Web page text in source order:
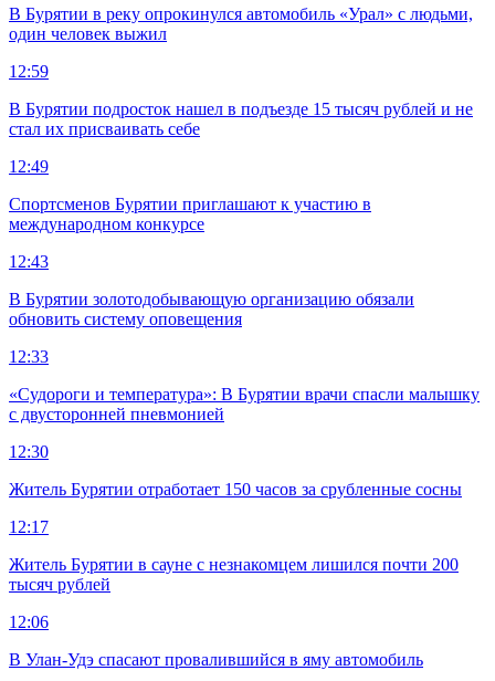
В Бурятии в реку опрокинулся автомобиль «Урал» с людьми,
один человек выжил
12:59
В Бурятии подросток нашел в подъезде 15 тысяч рублей и не
стал их присваивать себе
12:49
Спортсменов Бурятии приглашают к участию в
международном конкурсе
12:43
В Бурятии золотодобывающую организацию обязали
обновить систему оповещения
12:33
«Судороги и температура»: В Бурятии врачи спасли малышку
с двусторонней пневмонией
12:30
Житель Бурятии отработает 150 часов за срубленные сосны
12:17
Житель Бурятии в сауне с незнакомцем лишился почти 200
тысяч рублей
12:06
В Улан-Удэ спасают провалившийся в яму автомобиль